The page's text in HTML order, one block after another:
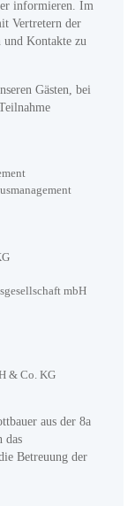
informieren. Im
Vertretern der
und Kontakte zu
Gästen, bei
mbH
& Co. KG
aus der 8a
das
Betreuung der